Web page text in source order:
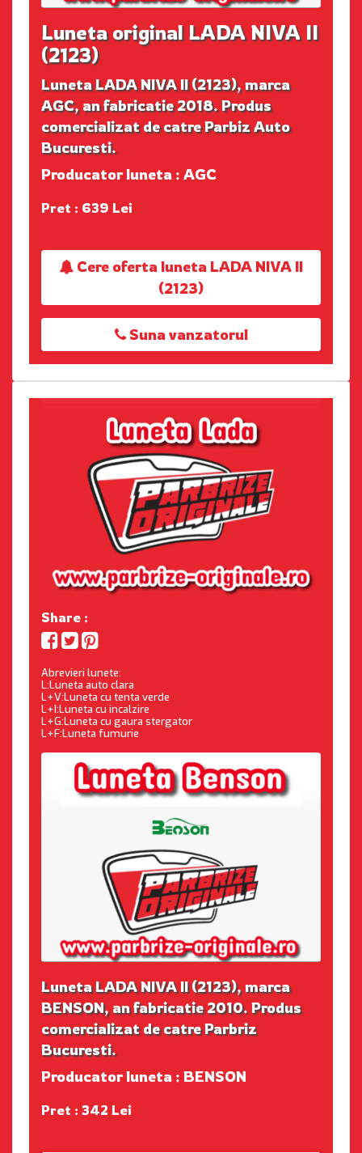
Luneta original LADA NIVA II
(2123)
Luneta LADA NIVA II (2123), marca
AGC, an fabricatie 2018. Produs
comercializat de catre Parbiz Auto
Bucuresti.
Producator luneta : AGC
Pret : 639 Lei
Cere oferta luneta LADA NIVA II
(2123)
Suna vanzatorul
Share :
Abrevieri lunete:
L:Luneta auto clara
L+V:Luneta cu tenta verde
L+I:Luneta cu incalzire
L+G:Luneta cu gaura stergator
L+F:Luneta fumurie
Luneta LADA NIVA II (2123), marca
BENSON, an fabricatie 2010. Produs
comercializat de catre Parbriz
Bucuresti.
Producator luneta : BENSON
Pret : 342 Lei